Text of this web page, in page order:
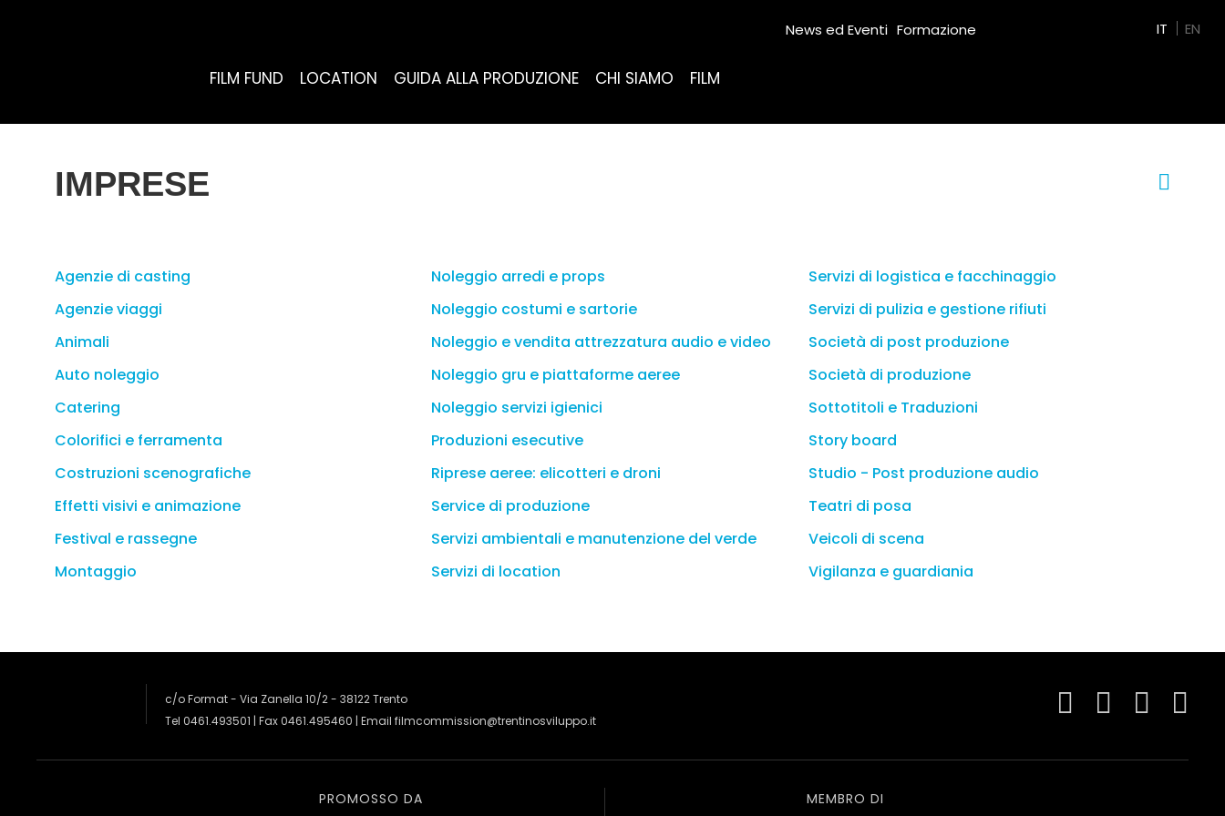
FILM FUND LOCATION GUIDA ALLA PRODUZIONE CHI SIAMO FILM
News ed Eventi Formazione IT EN
IMPRESE
Agenzie di casting
Agenzie viaggi
Animali
Auto noleggio
Catering
Colorifici e ferramenta
Costruzioni scenografiche
Effetti visivi e animazione
Festival e rassegne
Montaggio
Noleggio arredi e props
Noleggio costumi e sartorie
Noleggio e vendita attrezzatura audio e video
Noleggio gru e piattaforme aeree
Noleggio servizi igienici
Produzioni esecutive
Riprese aeree: elicotteri e droni
Service di produzione
Servizi ambientali e manutenzione del verde
Servizi di location
Servizi di logistica e facchinaggio
Servizi di pulizia e gestione rifiuti
Società di post produzione
Società di produzione
Sottotitoli e Traduzioni
Story board
Studio - Post produzione audio
Teatri di posa
Veicoli di scena
Vigilanza e guardiania
c/o Format - Via Zanella 10/2 - 38122 Trento
Tel 0461.493501 | Fax 0461.495460 | Email filmcommission@trentinosviluppo.it
PROMOSSO DA MEMBRO DI